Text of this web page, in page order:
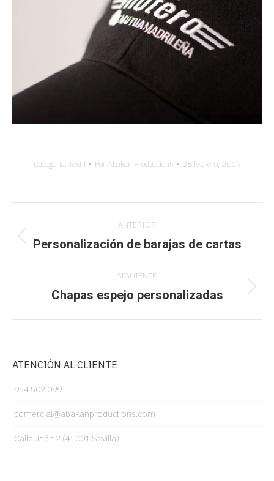
Categoría: Textil Por Abakan Productions 28 febrero, 2019
entre
ANTERIOR
Proyecto
Personalización de barajas de cartas
SIGUIENTE
Proyecto
Chapas espejo personalizadas
ATENCIÓN AL CLIENTE
954 502 099
comercial@abakanproductions.com
Calle Jaén 2 (41001 Sevilla)